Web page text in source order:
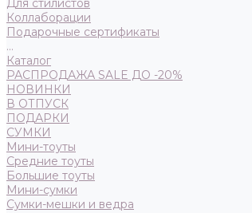
Для стилистов
Коллаборации
Подарочные сертификаты
...
Каталог
РАСПРОДАЖА SALE ДО -20%
НОВИНКИ
В ОТПУСК
ПОДАРКИ
СУМКИ
Мини-тоуты
Средние тоуты
Большие тоуты
Мини-сумки
Сумки-мешки и ведра